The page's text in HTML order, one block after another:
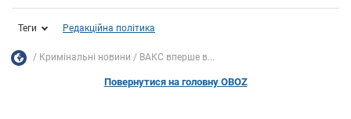
Теги Редакційна політика
Кримінальні новини ВАКС вперше в...
Повернутися на головну OBOZ